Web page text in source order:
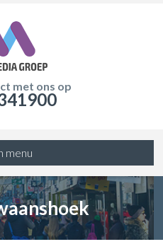
met ons op
menu